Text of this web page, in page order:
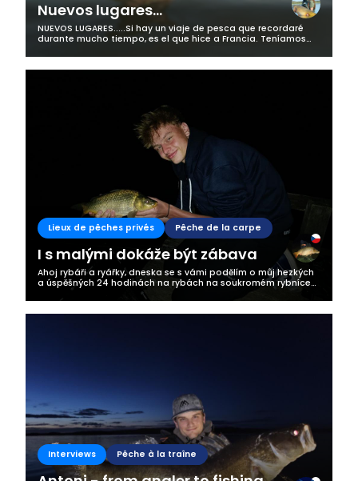
Nuevos lugares...
NUEVOS LUGARES.....Si hay un viaje de pesca que recordaré
durante mucho tiempo, es el que hice a Francia. Teníamos
una sesión intensa de...
Lieux de pêches privés Pêche de la carpe
I s malými dokáže být zábava
Ahoj rybáři a ryářky, dneska se s vámi podělím o můj hezkých
a úspěšných 24 hodinách na rybách na soukromém rybníce
jednoho známého.Po příjezdu jsem vybalil za pomoci malého
budoucího rybáře. Po...
Interviews Pêche à la traîne